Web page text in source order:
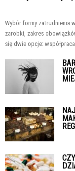
Wybór formy zatrudnienia
zarobki, zakres
się dwie opcje: współpraca